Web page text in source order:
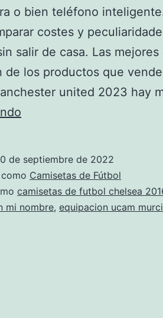
o bien teléfono
costes y
salir de casa. Las
de los productos que
united 2023 hay
de
futbol
de septiembre de 2022
Camisetas de Fútbol
camisetas de futbol chelsea
mi nombre, equipacion ucam